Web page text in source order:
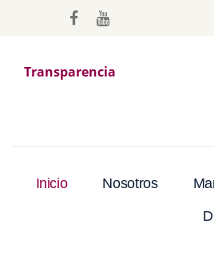
Transparencia
Inicio Nosotros